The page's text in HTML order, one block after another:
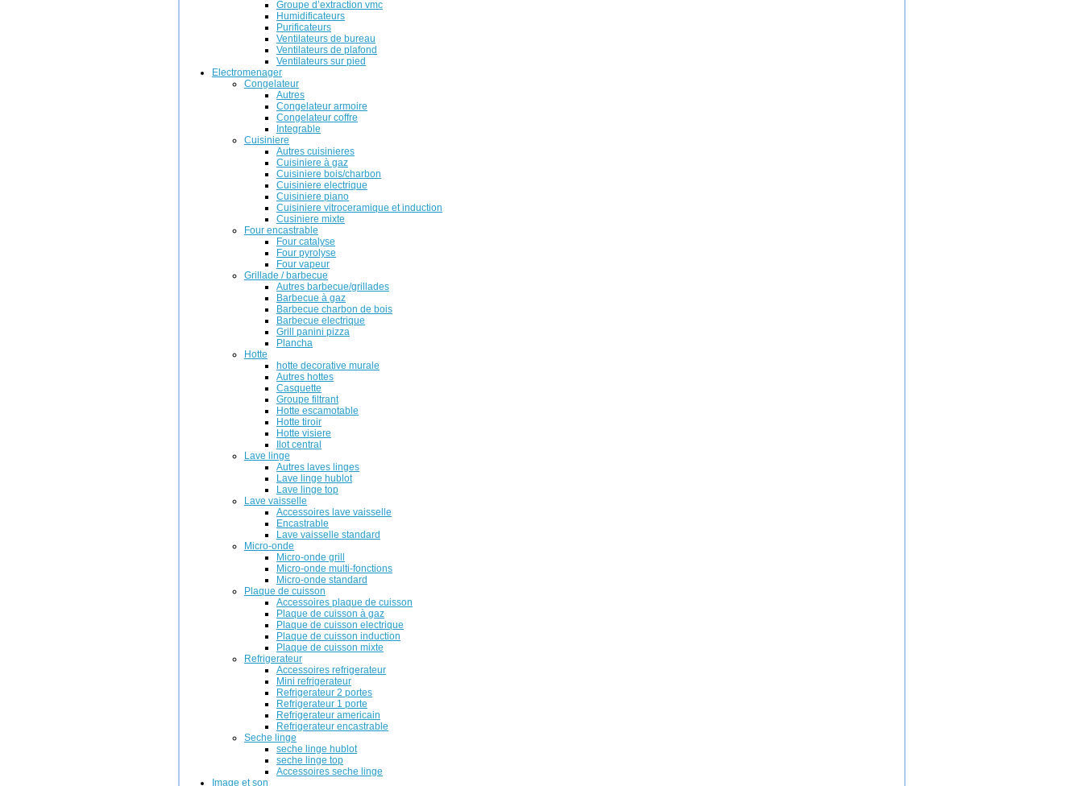
Groupe d’extraction vmc
Humidificateurs
Purificateurs
Ventilateurs de bureau
Ventilateurs de plafond
Ventilateurs sur pied
Electromenager
Congelateur
Autres
Congelateur armoire
Congelateur coffre
Integrable
Cuisiniere
Autres cuisinieres
Cuisiniere à gaz
Cuisiniere bois/charbon
Cuisiniere electrique
Cuisiniere piano
Cuisiniere vitroceramique et induction
Cusiniere mixte
Four encastrable
Four catalyse
Four pyrolyse
Four vapeur
Grillade / barbecue
Autres barbecue/grillades
Barbecue à gaz
Barbecue charbon de bois
Barbecue electrique
Grill panini pizza
Plancha
Hotte
hotte decorative murale
Autres hottes
Casquette
Groupe filtrant
Hotte escamotable
Hotte tiroir
Hotte visiere
Ilot central
Lave linge
Autres laves linges
Lave linge hublot
Lave linge top
Lave vaisselle
Accessoires lave vaisselle
Encastrable
Lave vaisselle standard
Micro-onde
Micro-onde grill
Micro-onde multi-fonctions
Micro-onde standard
Plaque de cuisson
Accessoires plaque de cuisson
Plaque de cuisson à gaz
Plaque de cuisson electrique
Plaque de cuisson induction
Plaque de cuisson mixte
Refrigerateur
Accessoires refrigerateur
Mini refrigerateur
Refrigerateur 2 portes
Refrigerateur 1 porte
Refrigerateur americain
Refrigerateur encastrable
Seche linge
seche linge hublot
seche linge top
Accessoires seche linge
Image et son